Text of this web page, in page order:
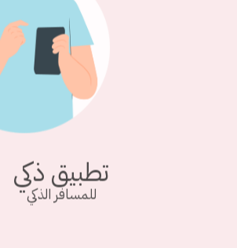
تطبيق ذكي
للمسافر الذكي